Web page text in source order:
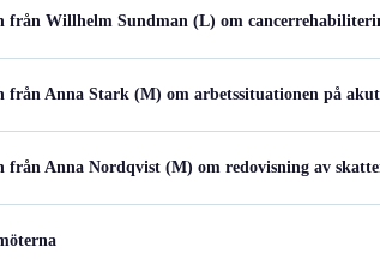
från Willhelm Sundman (L) om
från Anna Stark (M) om arbetssituationen på
från Anna Nordqvist (M) om redovisning av